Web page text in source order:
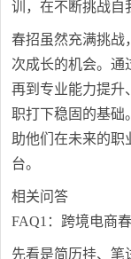
训，在不断挑战自
春招虽然充满挑战
次成长的机会。通
再到专业能力提升
职打下稳固的基础
助他们在未来的职
台。
相关问答
FAQ1：跨境电商
先看是简历挂、笔